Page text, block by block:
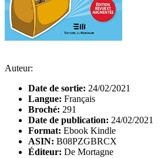
Auteur:
Date de sortie: 24/02/2021
Langue: Français
Broché: 291
Date de publication: 24/02/2021
Format: Ebook Kindle
ASIN: B08PZGBRCX
Éditeur: De Mortagne